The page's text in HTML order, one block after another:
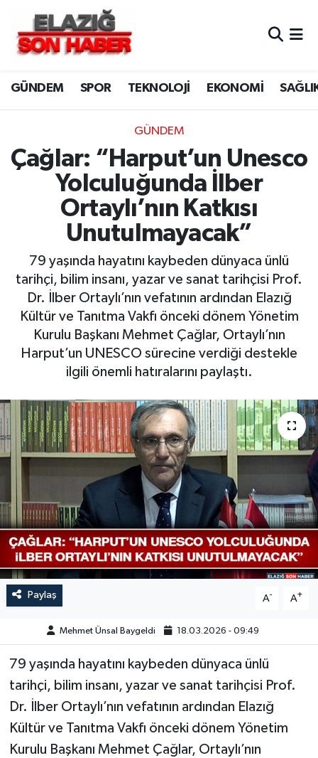
GÜNDEM SPOR TEKNOLOJİ EKONOMİ
GÜNDEM
Çağlar: “Harput’un Unesco
Yolculuğunda İlber
Ortaylı’nın Katkısı
Unutulmayacak”
79 yaşında hayatını kaybeden dünyaca ünlü
tarihçi, bilim insanı, yazar ve sanat tarihçisi Prof.
Dr. İlber Ortaylı’nın vefatının ardından Elazığ
Kültür ve Tanıtma Vakfı önceki dönem Yönetim
Kurulu Başkanı Mehmet Çağlar, Ortaylı’nın
Harput’un UNESCO sürecine verdiği destekle
ilgili önemli hatıralarını paylaştı.
Paylaş A- A+
Mehmet Ünsal Baygeldi 18.03.2026 - 09:49
79 yaşında hayatını kaybeden dünyaca ünlü
tarihçi, bilim insanı, yazar ve sanat tarihçisi Prof.
Dr. İlber Ortaylı’nın vefatının ardından Elazığ
Kültür ve Tanıtma Vakfı önceki dönem Yönetim
Kurulu Başkanı Mehmet Çağlar, Ortaylı’nın
CANLI YAYIN
ASAYİŞ
BİLİM VE TEKNOLOJİ
DÜNYA
EĞİTİM
EKONOMİ
ELAZIĞ
GÜNDEM
HABERDE İNSAN
KÜLTÜR-SANAT
MAGAZİN
ÖZEL HABER
POLİTİKA
SAĞLIK
SİYASET
SPOR
TEKNOLOJİ
YAŞAM
Merkez Hava Durumu
Merkez Trafik Yoğunluk Haritası
Süper Lig Puan Durumu ve Fikstür
Tüm Manşetler
Son Dakika Haberleri
Haber Arşivi